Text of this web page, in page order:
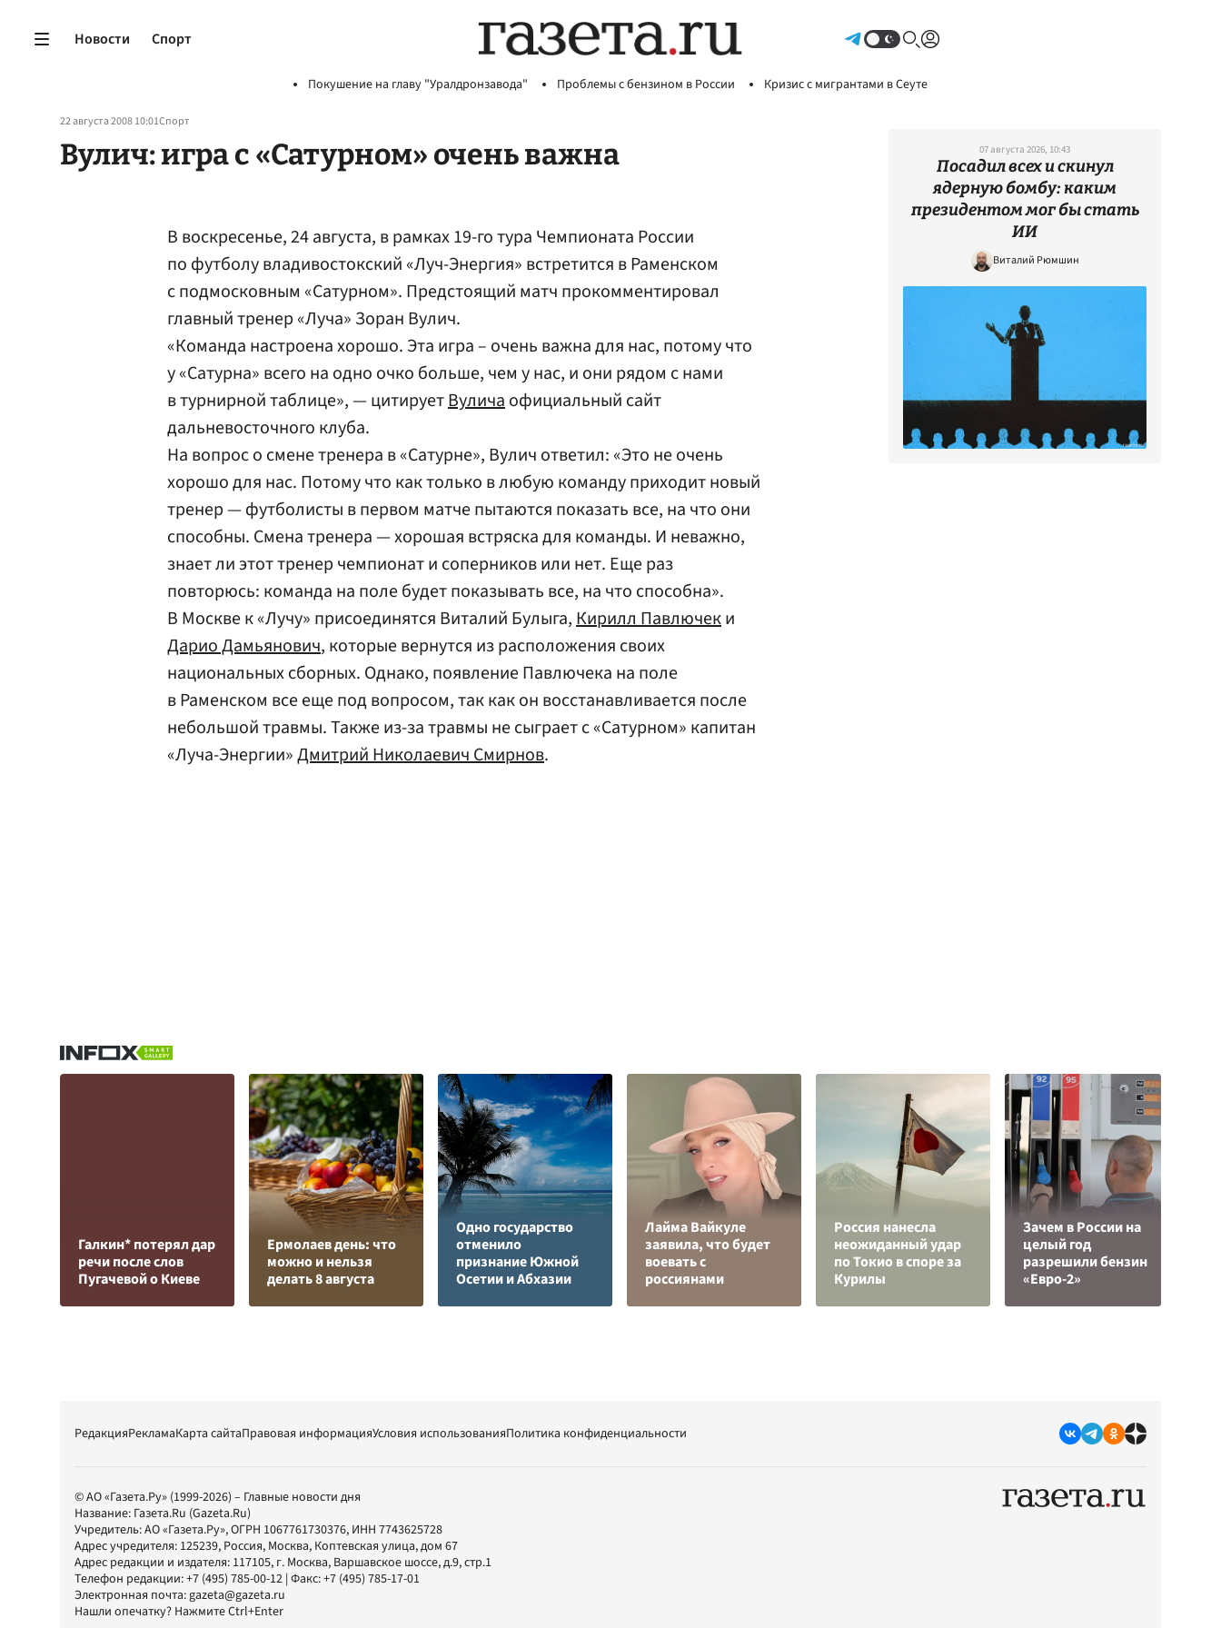
Новости Спорт
Покушение на главу "Уралдронзавода" Проблемы с бензином в России Кризис с мигрантами в Сеуте
22 августа 2008 10:01Спорт
Вулич: игра с «Сатурном» очень важна
В воскресенье, 24 августа, в рамках 19-го тура Чемпионата России
по футболу владивостокский «Луч-Энергия» встретится в Раменском
с подмосковным «Сатурном». Предстоящий матч прокомментировал
главный тренер «Луча» Зоран Вулич.
«Команда настроена хорошо. Эта игра – очень важна для нас, потому что
у «Сатурна» всего на одно очко больше, чем у нас, и они рядом с нами
в турнирной таблице», — цитируетВуличаофициальный сайт
дальневосточного клуба.
На вопрос о смене тренера в «Сатурне», Вулич ответил: «Это не очень
хорошо для нас. Потому что как только в любую команду приходит новый
тренер — футболисты в первом матче пытаются показать все, на что они
способны. Смена тренера — хорошая встряска для команды. И неважно,
знает ли этот тренер чемпионат и соперников или нет. Еще раз
повторюсь: команда на поле будет показывать все, на что способна».
В Москве к «Лучу» присоединятся Виталий Булыга,Кирилл Павлючеки
Дарио Дамьянович, которые вернутся из расположения своих
национальных сборных. Однако, появление Павлючека на поле
в Раменском все еще под вопросом, так как он восстанавливается после
небольшой травмы. Также из-за травмы не сыграет с «Сатурном» капитан
«Луча-Энергии»Дмитрий Николаевич Смирнов.
07 августа 2026, 10:43
Посадил всех и скинул
ядерную бомбу: каким
президентом мог бы стать
ИИ
Виталий Рюмшин
Галкин* потерял дар
речи после слов
Пугачевой о Киеве
Ермолаев день: что
можно и нельзя
делать 8 августа
Одно государство
отменило
признание Южной
Осетии и Абхазии
Лайма Вайкуле
заявила, что будет
воевать с
россиянами
Россия нанесла
неожиданный удар
по Токио в споре за
Курилы
Зачем в России на
целый год
разрешили бензин
«Евро-2»
РедакцияРекламаКарта сайтаПравовая информацияУсловия использованияПолитика конфиденциальности
© АО «Газета.Ру» (1999-2026) – Главные новости дня
Название: Газета.Ru (Gazeta.Ru)
Учредитель:АО «Газета.Ру», ОГРН 1067761730376, ИНН 7743625728
Адрес учредителя: 125239, Россия, Москва, Коптевская улица, дом 67
Адрес редакции и издателя: 117105, г. Москва, Варшавское шоссе, д.9, стр.1
Телефон редакции:+7 (495) 785-00-12 | Факс:+7 (495) 785-17-01
Электронная почта:gazeta@gazeta.ru
Нашли опечатку? Нажмите Ctrl+Enter